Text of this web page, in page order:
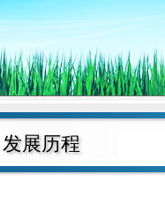
发展历程